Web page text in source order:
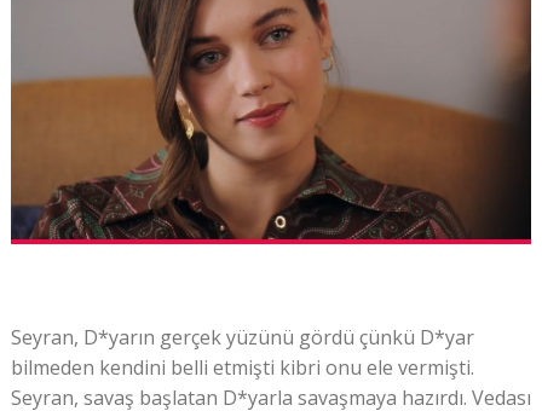
Seyran, D*yarın gerçek yüzünü gördü çünkü D*yar
bilmeden kendini belli etmişti kibri onu ele vermişti.
Seyran, savaş başlatan D*yarla savaşmaya hazırdı. Vedası